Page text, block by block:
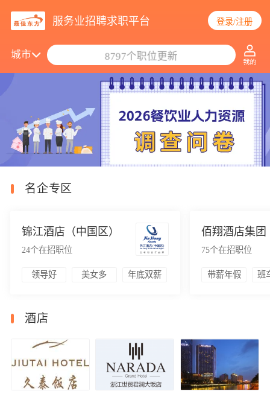
服务业招聘求职平台 登录/注册
城市
8797个职位更新
名企专区
锦江酒店（中国区）
24个在招职位
领导好 美女多 年底双薪
佰翔酒店集团
75个在招职位
带薪年假 班
酒店